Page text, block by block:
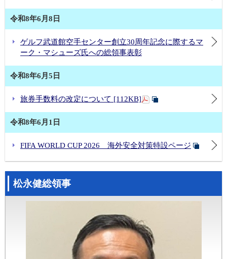
令和8年6月8日
ゲルフ武道館空手センター創立30周年記念に際するマ
ーク・マシューズ氏への総領事表彰
令和8年6月5日
旅券手数料の改定について [112KB]
令和8年6月1日
FIFA WORLD CUP 2026 海外安全対策特設ページ
松永健総領事